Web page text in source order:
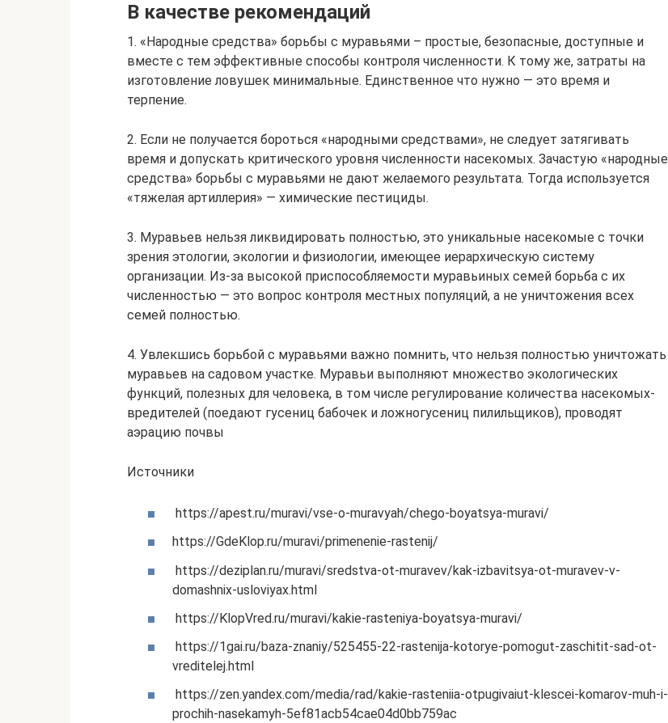
В качестве рекомендаций
1. «Народные средства» борьбы с муравьями – простые, безопасные, доступные и
вместе с тем эффективные способы контроля численности. К тому же, затраты на
изготовление ловушек минимальные. Единственное что нужно — это время и
терпение.
2. Если не получается бороться «народными средствами», не следует затягивать
время и допускать критического уровня численности насекомых. Зачастую «народные
средства» борьбы с муравьями не дают желаемого результата. Тогда используется
«тяжелая артиллерия» — химические пестициды.
3. Муравьев нельзя ликвидировать полностью, это уникальные насекомые с точки
зрения этологии, экологии и физиологии, имеющее иерархическую систему
организации. Из-за высокой приспособляемости муравьиных семей борьба с их
численностью — это вопрос контроля местных популяций, а не уничтожения всех
семей полностью.
4. Увлекшись борьбой с муравьями важно помнить, что нельзя полностью уничтожать
муравьев на садовом участке. Муравьи выполняют множество экологических
функций, полезных для человека, в том числе регулирование количества насекомых-
вредителей (поедают гусениц бабочек и ложногусениц пилильщиков), проводят
аэрацию почвы
Источники
https://apest.ru/muravi/vse-o-muravyah/chego-boyatsya-muravi/
https://GdeKlop.ru/muravi/primenenie-rastenij/
https://deziplan.ru/muravi/sredstva-ot-muravev/kak-izbavitsya-ot-muravev-v-
domashnix-usloviyax.html
https://KlopVred.ru/muravi/kakie-rasteniya-boyatsya-muravi/
https://1gai.ru/baza-znaniy/525455-22-rastenija-kotorye-pomogut-zaschitit-sad-ot-
vreditelej.html
https://zen.yandex.com/media/rad/kakie-rasteniia-otpugivaiut-klescei-komarov-muh-i-
prochih-nasekamyh-5ef81acb54cae04d0bb759ac